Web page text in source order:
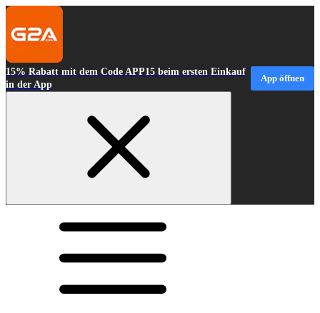
15% Rabatt mit dem Code APP15 beim ersten Einkauf
in der App
App öffnen